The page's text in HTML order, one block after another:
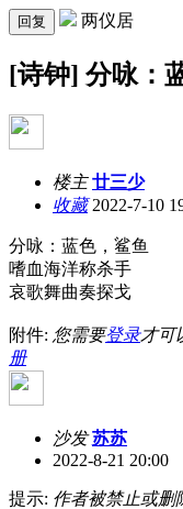
回复 两仪居
[诗钟] 分咏：
楼主 廿三少
收藏2022-7-10
分咏：蓝色，鲨鱼
嗜血海洋称杀手
哀歌舞曲奏探戈
附件: 您需要登录才可
册
沙发 苏苏
2022-8-21 20:00
提示: 作者被禁止或删